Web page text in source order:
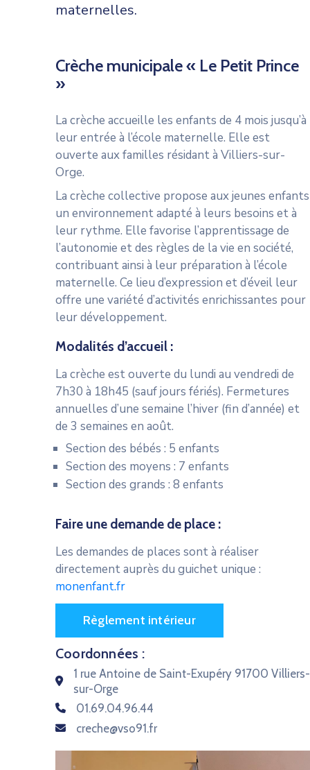
maternelles.
Crèche municipale « Le Petit Prince
»
La crèche accueille les enfants de 4 mois jusqu’à
leur entrée à l’école maternelle. Elle est
ouverte aux familles résidant à Villiers-sur-
Orge.
La crèche collective propose aux jeunes enfants
un environnement adapté à leurs besoins et à
leur rythme. Elle favorise l’apprentissage de
l’autonomie et des règles de la vie en société,
contribuant ainsi à leur préparation à l’école
maternelle. Ce lieu d’expression et d’éveil leur
offre une variété d’activités enrichissantes pour
leur développement.
Modalités d’accueil :
La crèche est ouverte du lundi au vendredi de
7h30 à 18h45 (sauf jours fériés). Fermetures
annuelles d’une semaine l’hiver (fin d’année) et
de 3 semaines en août.
Section des bébés : 5 enfants
Section des moyens : 7 enfants
Section des grands : 8 enfants
Faire une demande de place :
Les demandes de places sont à réaliser
directement auprès du guichet unique :
monenfant.fr
Règlement intérieur
Coordonnées :
1 rue Antoine de Saint-Exupéry 91700 Villiers-
sur-Orge
01.69.04.96.44
creche@vso91.fr